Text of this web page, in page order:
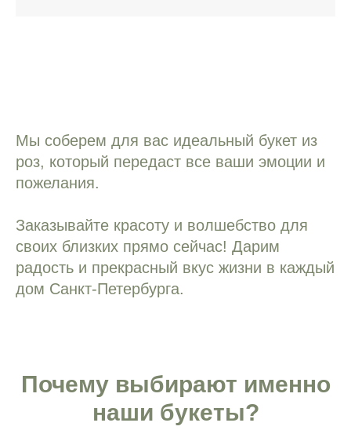
Мы соберем для вас идеальный букет из
роз, который передаст все ваши эмоции и
пожелания.
Заказывайте красоту и волшебство для
своих близких прямо сейчас! Дарим
радость и прекрасный вкус жизни в каждый
дом Санкт-Петербурга.
Почему выбирают именно
наши букеты?